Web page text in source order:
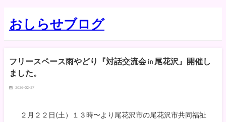
おしらせブログ
フリースペース雨やどり『対話交流会㏌尾花沢』開催し
ました。
2026-02-27
２月２２日(土）１３時〜より尾花沢市の尾花沢市共同福祉